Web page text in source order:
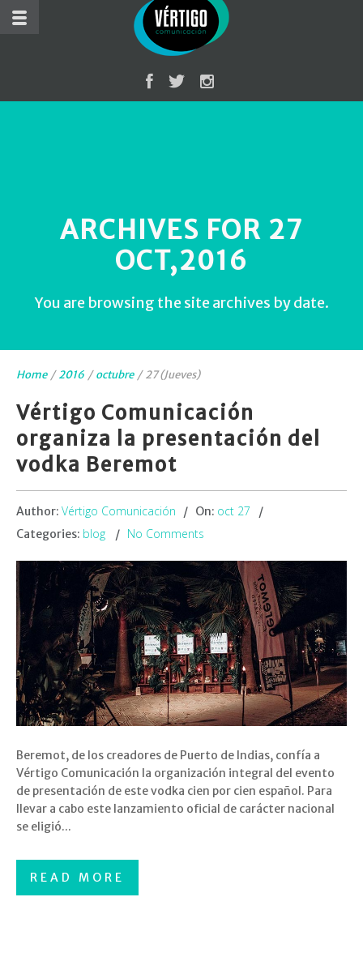
ARCHIVES FOR 27
OCT,2016
You are browsing the site archives by date.
Home /2016 /octubre /27 (Jueves)
Vértigo Comunicación
organiza la presentación del
vodka Beremot
Author: Vértigo Comunicación On: oct 27
Categories: blog No Comments
Beremot, de los creadores de Puerto de Indias, confía a
Vértigo Comunicación la organización integral del evento
de presentación de este vodka cien por cien español. Para
llevar a cabo este lanzamiento oficial de carácter nacional
se eligió...
READ MORE